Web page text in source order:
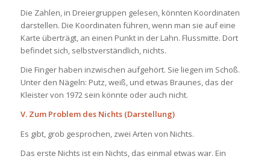
Die Zahlen, in Dreiergruppen gelesen, könnten Koordinaten
darstellen. Die Koordinaten führen, wenn man sie auf eine
Karte überträgt, an einen Punkt in der Lahn. Flussmitte. Dort
befindet sich, selbstverständlich, nichts.
Die Finger haben inzwischen aufgehört. Sie liegen im Schoß.
Unter den Nägeln: Putz, weiß, und etwas Braunes, das der
Kleister von 1972 sein könnte oder auch nicht.
V. Zum Problem des Nichts (Darstellung)
Es gibt, grob gesprochen, zwei Arten von Nichts.
Das erste Nichts ist ein Nichts, das einmal etwas war. Ein